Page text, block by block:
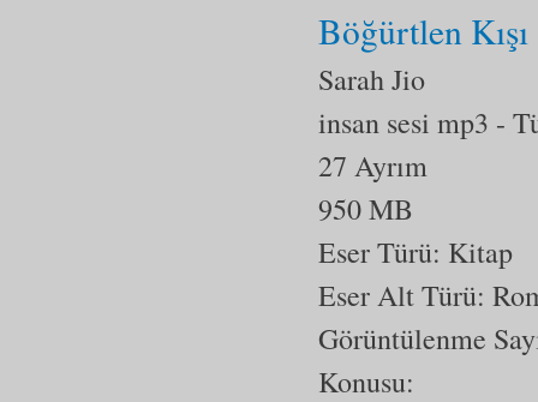
Böğürtlen Kışı
Sarah Jio
insan sesi mp3 -
27 Ayrım
950 MB
Eser Türü: Kitap
Eser Alt Türü:
Görüntülenme
Konusu: